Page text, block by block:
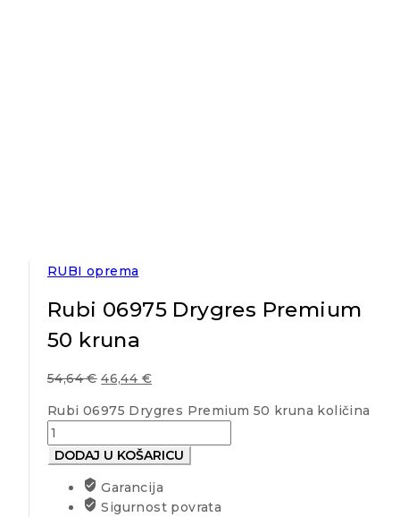
RUBI oprema
Rubi 06975 Drygres Premium
50 kruna
54,64€ 46,44 €
Rubi 06975 Drygres Premium 50 kruna količina
DODAJ U KOŠARICU
Garancija
Sigurnost povrata